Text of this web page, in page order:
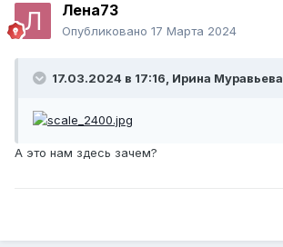
Лена73
Опубликовано 17 Марта 2024
17.03.2024 в 17:16, Ирина Муравьева
А это нам здесь зачем?